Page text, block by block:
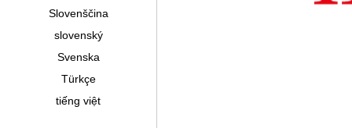
Slovenščina
slovenský
Svenska
Türkçe
tiếng việt